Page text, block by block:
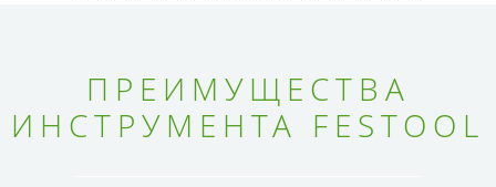
ПРЕИМУЩЕСТВА
ИНСТРУМЕНТА FESTOOL